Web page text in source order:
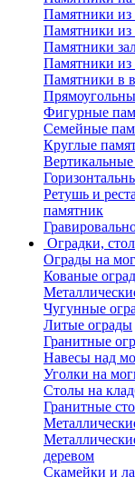
Памятники из
Памятники из
Памятники
Памятники из
Памятники в
Фигурные
Семейные
Круглые
Ретушь и
памятник
Оградки,
Ограды на
Кованые
Чугунные
Литые ограды
Гранитные
Навесы над
Уголки на
Столы на
Гранитные
деревом
Скамейки и